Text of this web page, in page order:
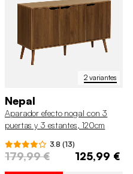
2 variantes
Nepal
Aparador efecto nogal con 3
puertas y 3 estantes, 120cm
3.8 (13)
179,99 € 125,99 €